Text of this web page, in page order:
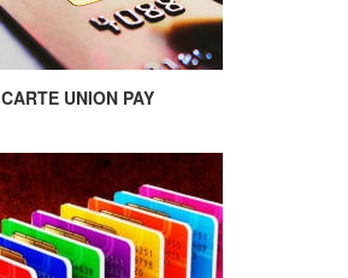
CARTE UNION PAY